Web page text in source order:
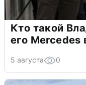
Кто такой
его Mercedes
5 августа 0